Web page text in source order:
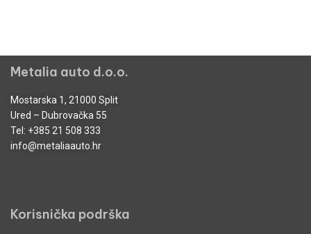
Metalia auto d.o.o.
Mostarska 1, 21000 Split
Ured – Dubrovačka 55
Tel: +385 21 508 333
info@metaliaauto.hr
Korisnička podrška